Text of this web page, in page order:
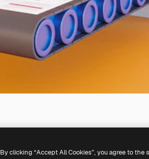
By clicking “Accept All Cookies”, you agree to